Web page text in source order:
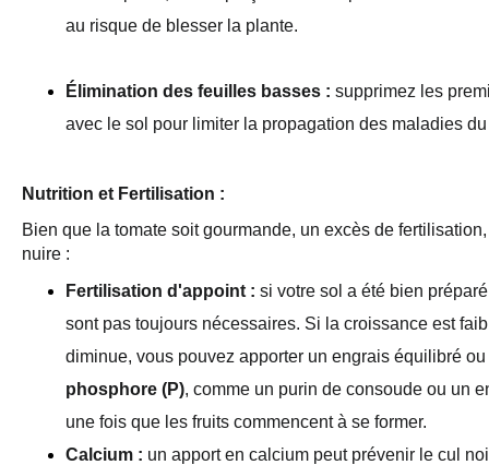
au risque de blesser la plante.
Élimination des feuilles basses : supprimez les
avec le sol pour limiter la propagation des maladies
Nutrition et Fertilisation :
Bien que la tomate soit gourmande, un excès de
nuire :
Fertilisation d'appoint : si votre sol a été bien
sont pas toujours nécessaires. Si la croissance est
diminue, vous pouvez apporter un engrais équilibré ou
phosphore (P), comme un purin de consoude ou un
une fois que les fruits commencent à se former.
Calcium : un apport en calcium peut prévenir le cul